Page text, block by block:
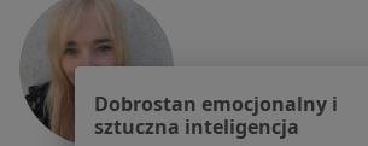
Dobrostan emocjonalny i
sztuczna inteligencja